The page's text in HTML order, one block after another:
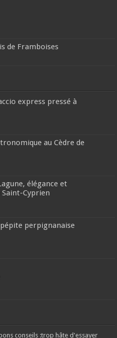
de Framboises
express pressé à
au Cèdre de
élégance et
Cyprien
perpignanaise
conseils :trop hâte d'essayer